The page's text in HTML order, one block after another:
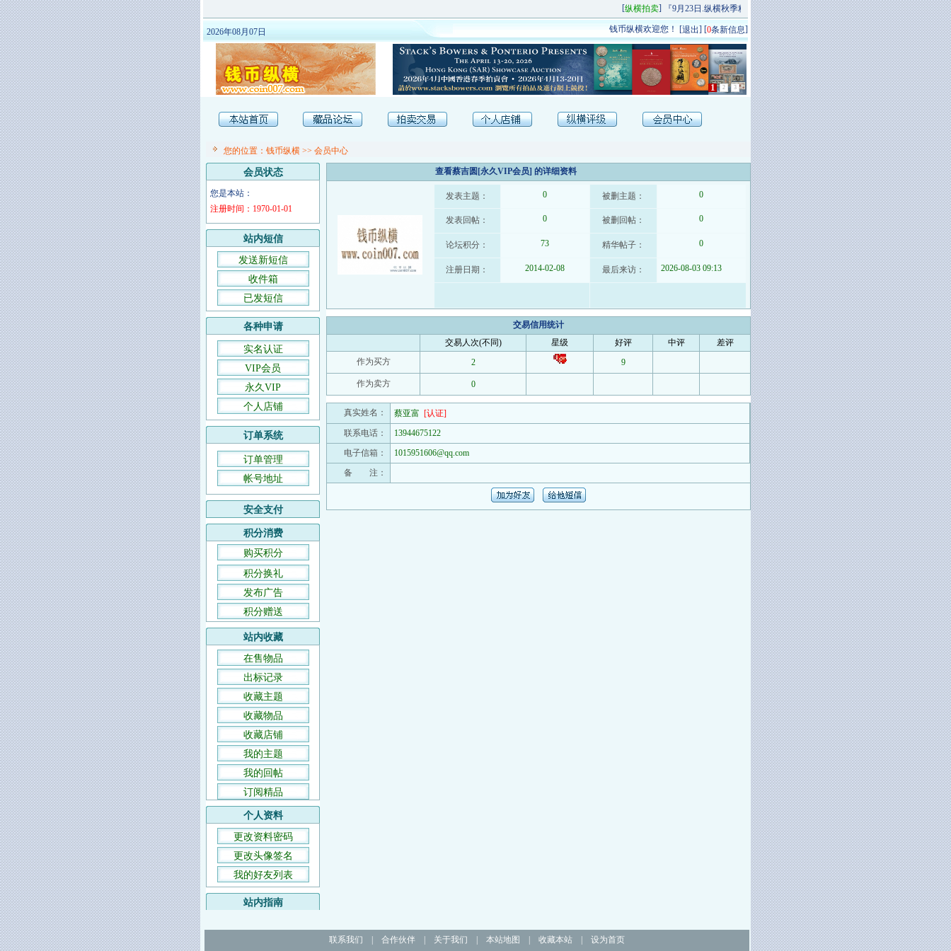
纵横拍卖] 『9月23日.纵横秋季精品场P场』 今日上新！[纵横拍卖]9月20日.纵横秋季杂
2026年08月07日 钱币纵横欢迎您！ [退出] [0条新信息]
1 2 3
您的位置： 钱币纵横 >> 会员中心
会员状态
您是本站：
注册时间：1970-01-01
站内短信
发送新短信
收件箱
已发短信
各种申请
实名认证
VIP会员
永久VIP
个人店铺
订单系统
订单管理
帐号地址
安全支付
积分消费
购买积分
积分换礼
发布广告
积分赠送
站内收藏
在售物品
出标记录
收藏主题
收藏物品
收藏店铺
我的主题
我的回帖
订阅精品
个人资料
更改资料密码
更改头像签名
我的好友列表
站内指南
查看蔡吉圆[永久VIP会员] 的详细资料
发表主题： 0 被删主题： 0
发表回帖： 0 被删回帖： 0
论坛积分： 73 精华帖子： 0
注册日期： 2014-02-08 最后来访： 2026-08-03 09:13
交易信用统计
交易人次(不同)
星级 好评 中评
差评
作为买方
2 9
作为卖方 0
真实姓名： 蔡亚富 [认证]
联系电话：
13944675122
电子信箱：
1015951606@qq.com
备 注：
联系我们 合作伙伴 关于我们 本站地图 收藏本站 设为首页